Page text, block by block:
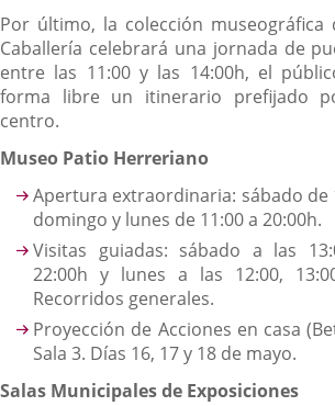
Por último, la colección museográfica
Caballería celebrará una jornada de
entre las 11:00 y las 14:00h, el
forma libre un itinerario prefijado
centro.
Museo Patio Herreriano
Apertura extraordinaria: sábado de
domingo y lunes de 11:00 a 20:00h.
Visitas guiadas: sábado a las
22:00h y lunes a las 12:00,
Recorridos generales.
Proyección de Acciones en casa
Sala 3. Días 16, 17 y 18 de mayo.
Salas Municipales de Exposiciones